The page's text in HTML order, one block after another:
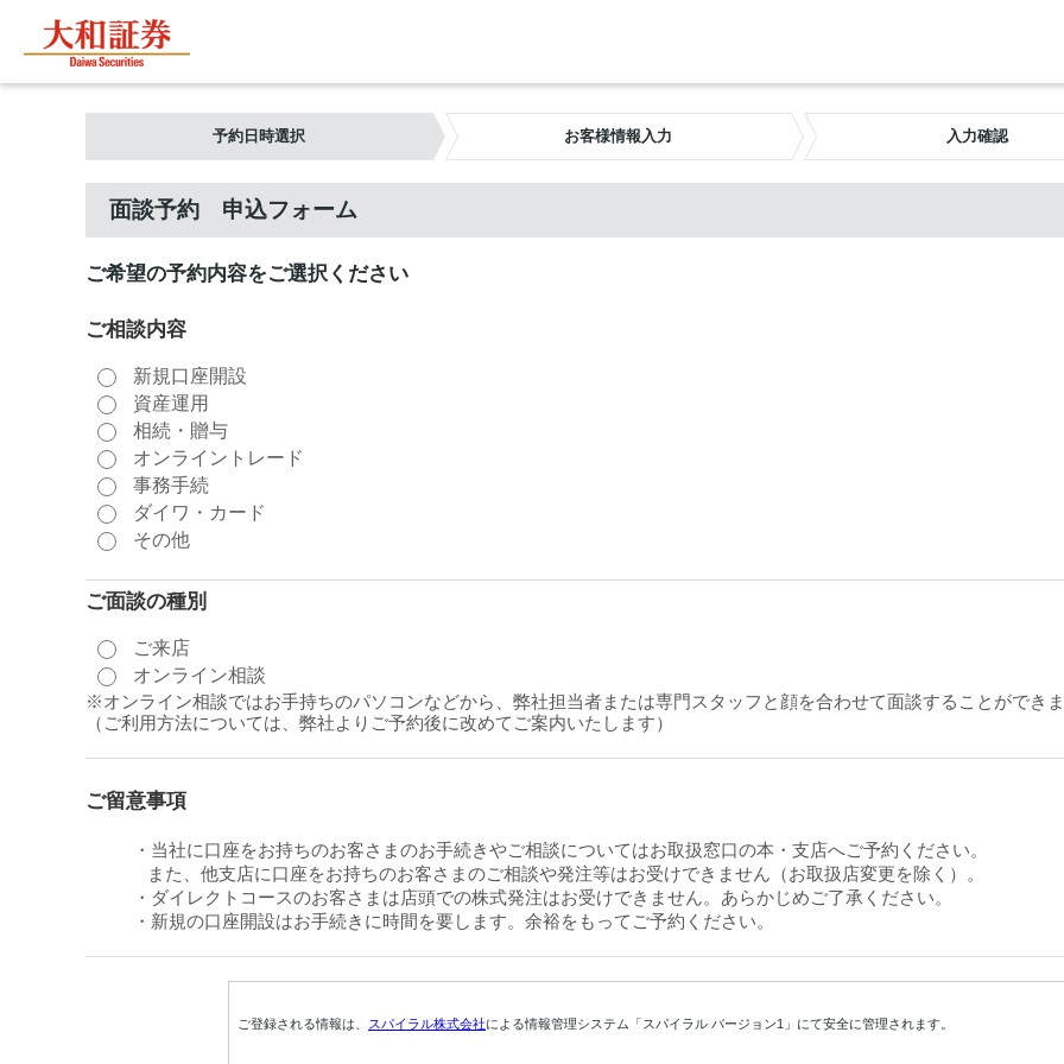
予約日時選択 お客様情報入力 入力確認
面談予約 申込フォーム
ご希望の予約内容をご選択ください
ご相談内容
新規口座開設
資産運用
相続・贈与
オンライントレード
事務手続
ダイワ・カード
その他
ご面談の種別
ご来店
オンライン相談
※オンライン相談ではお手持ちのパソコンなどから、弊社担当者または専門スタッフと顔を合わせて面談することができ
（ご利用方法については、弊社よりご予約後に改めてご案内いたします）
ご留意事項
・当社に口座をお持ちのお客さまのお手続きやご相談についてはお取扱窓口の本・支店へご予約ください。
また、他支店に口座をお持ちのお客さまのご相談や発注等はお受けできません（お取扱店変更を除く）。
・ダイレクトコースのお客さまは店頭での株式発注はお受けできません。あらかじめご了承ください。
・新規の口座開設はお手続きに時間を要します。余裕をもってご予約ください。
ご登録される情報は、 スパイラル株式会社による情報管理システム「スパイラル バージョン1」にて安全に管理されます。